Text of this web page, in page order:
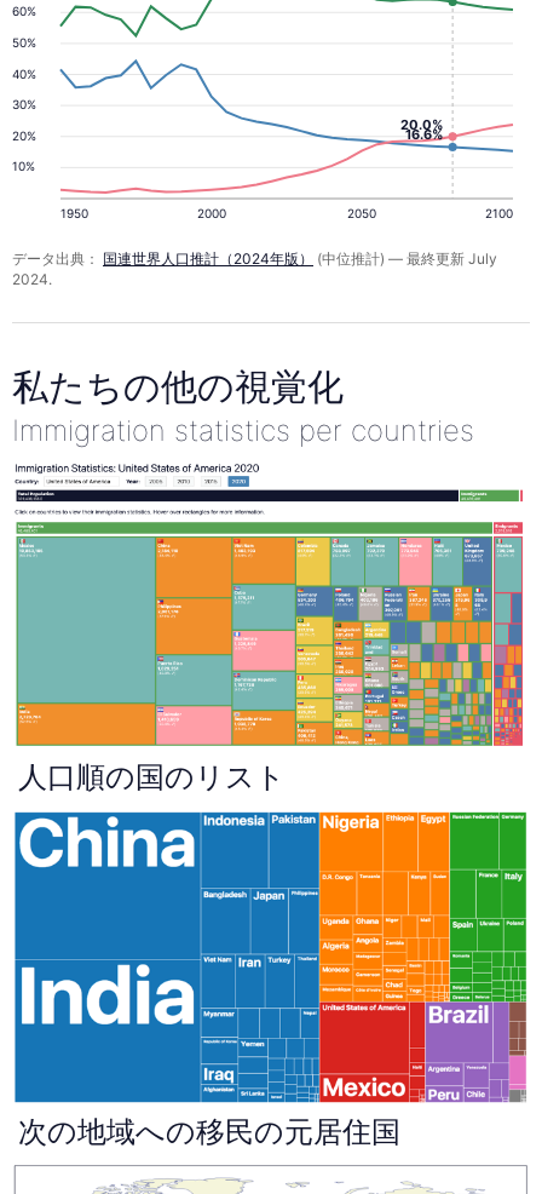
10%
20%
30%
40%
50%
60%
1950 2000 2050 2100
16.6%
20.0%
データ出典： 国連世界人口推計（2024年版）
(中位推計) — 最終更新 July
2024.
私たちの他の視覚化
Immigration statistics per countries
人口順の国のリスト
次の地域への移民の元居住国